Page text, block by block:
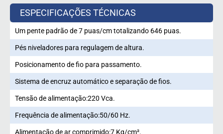
ESPECIFICAÇÕES TÉCNICAS
Um pente padrão de 7 puas/cm totalizando 646 puas.
Pés niveladores para regulagem de altura.
Posicionamento de fio para passamento.
Sistema de encruz automático e separação de fios.
Tensão de alimentação:220 Vca.
Frequência de alimentação:50/60 Hz.
Alimentação de ar comprimido:7 Kg/cm².